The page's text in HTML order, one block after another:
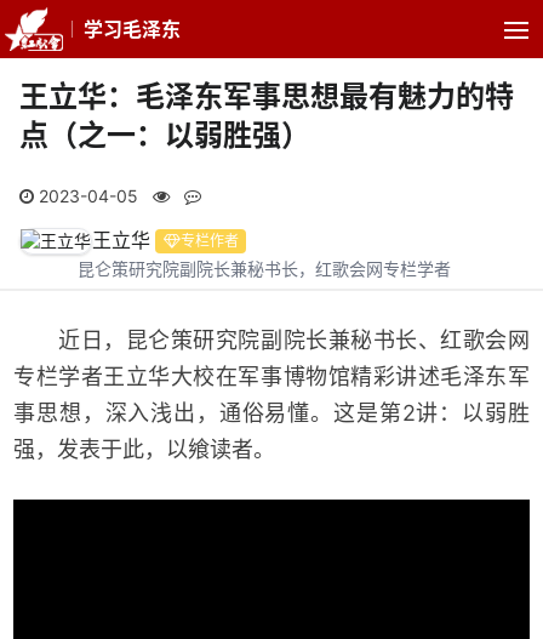
学习毛泽东
王立华：毛泽东军事思想最有魅力的特
点（之一：以弱胜强）
2023-04-05
王立华 专栏作者
昆仑策研究院副院长兼秘书长，红歌会网专栏学者
近日，昆仑策研究院副院长兼秘书长、红歌会网
专栏学者王立华大校在军事博物馆精彩讲述毛泽东军
事思想，深入浅出，通俗易懂。这是第2讲：以弱胜
强，发表于此，以飨读者。